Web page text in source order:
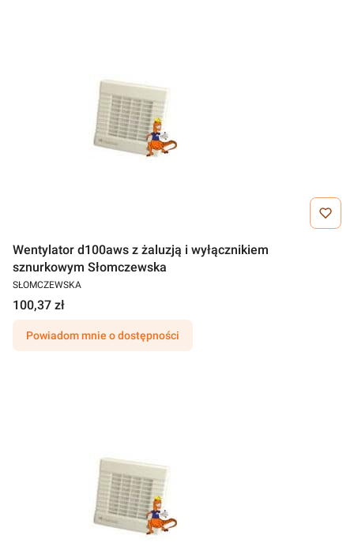
Wentylator d100aws z żaluzją i wyłącznikiem
sznurkowym Słomczewska
SŁOMCZEWSKA
100,37 zł
Powiadom mnie o dostępności